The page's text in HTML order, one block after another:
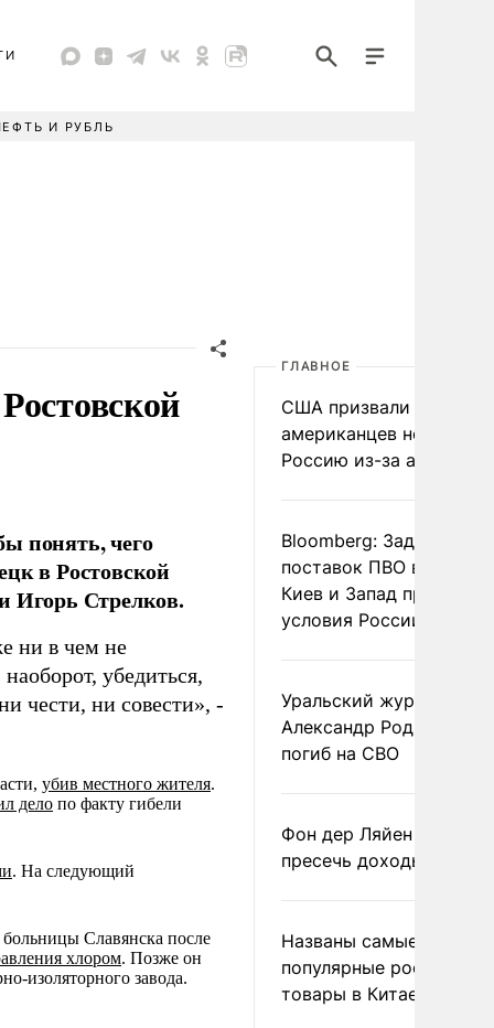
И РУБЛЬ
понять, чего
в Ростовской
Игорь Стрелков.
ни в чем не
убедиться,
чести, ни совести», -
убив местного жителя.
дело по факту гибели
. На следующий
Славянска после
хлором. Позже он
изоляторного завода.
ГЛАВНОЕ
США призвали
американцев не
Россию из-за атак ВСУ
Bloomberg: Задержка
поставок ПВО вынудит
Киев и Запад принять
условия России
Уральский журналист
Александр Родионов
погиб на СВО
Фон дер Ляйен
пресечь доходы России
Названы самые
популярные российские
товары в Китае